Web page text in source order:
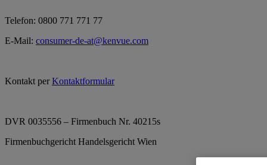
Telefon: 0800 771 771 77
E-Mail: consumer-de-at@kenvue.com
Kontakt perKontaktformular
DVR 0035556 – Firmenbuch Nr. 40215s
Firmenbuchgericht Handelsgericht Wien